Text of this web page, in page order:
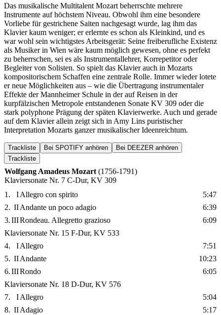
Das musikalische Multitalent Mozart beherrschte mehrere
Instrumente auf höchstem Niveau. Obwohl ihm eine besondere
Vorliebe für gestrichene Saiten nachgesagt wurde, lag ihm das
Klavier kaum weniger; er erlernte es schon als Kleinkind, und es
war wohl sein wichtigstes Arbeitsgerät: Seine freiberufliche Existenz
als Musiker in Wien wäre kaum möglich gewesen, ohne es perfekt
zu beherrschen, sei es als Instrumentallehrer, Korrepetitor oder
Begleiter von Solisten. So spielt das Klavier auch in Mozarts
kompositorischem Schaffen eine zentrale Rolle. Immer wieder lotete
er neue Möglichkeiten aus – wie die Übertragung instrumentaler
Effekte der Mannheimer Schule in der auf Reisen in der
kurpfälzischen Metropole entstandenen Sonate KV 309 oder die
stark polyphone Prägung der späten Klavierwerke. Auch und gerade
auf dem Klavier allein zeigt sich in Amy Lins puristischer
Interpretation Mozarts ganzer musikalischer Ideenreichtum.
Trackliste Bei SPOTIFY anhören
Bei DEEZER anhören
Trackliste
Wolfgang Amadeus Mozart (1756-1791)
Klaviersonate Nr. 7 C-Dur, KV 309
1.
IAllegro con spirito
5:47
2. IIAndante un poco adagio
6:39
3.IIIRondeau. Allegretto grazioso
6:09
Klaviersonate Nr. 15 F-Dur, KV 533
4.
IAllegro
7:51
5. IIAndante
10:23
6.IIIRondo
6:05
Klaviersonate Nr. 18 D-Dur, KV 576
7.
IAllegro
5:04
8. IIAdagio
5:17